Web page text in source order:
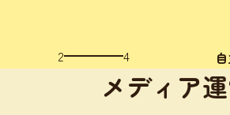
3 4
メディア